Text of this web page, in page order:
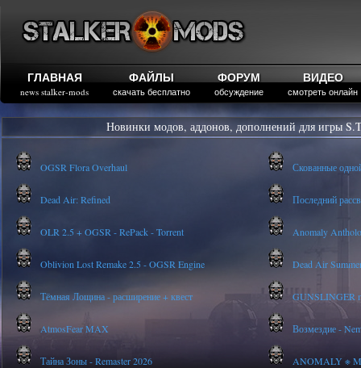
ГЛАВНАЯ
news stalker-mods
ФАЙЛЫ
скачать бесплатно
ФОРУМ
обсуждение
ВИДЕО
смотреть онлайн
Новинки модов, аддонов, дополнений для игры
OGSR Flora Overhaul Скованные
Dead Air: Refined Последний
OLR 2.5 + OGSR - RePack - Torrent Anomaly
Oblivion Lost Remake 2.5 - OGSR Engine Dead Air
Тёмная Лощина - расширение + квест GUNSLINGER
AtmosFear MAX Возмездие -
Тайна Зоны - Remaster 2026 ANOMALY ※